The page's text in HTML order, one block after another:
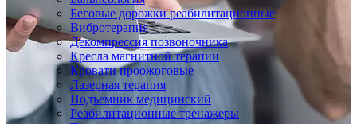
Беговые дорожки реабилитационные
Вибротерапия
Декомпрессия позвоночника
Кресла магнитной терапии
Кровати проожоговые
Лазерная терапия
Подъемник медицинский
Реабилитационные тренажеры